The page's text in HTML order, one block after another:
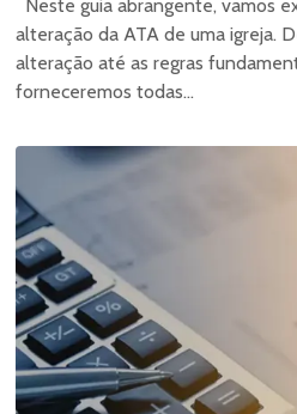
Neste guia abrangente, vamos
alteração da ATA de uma igreja.
alteração até as regras
forneceremos todas...